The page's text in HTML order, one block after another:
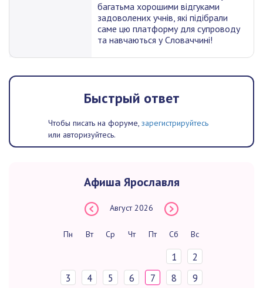
багатьма хорошими відгуками
задоволених учнів, які підібрали
саме цю платформу для супроводу
та навчаються у Словаччині!
Быстрый ответ
Чтобы писать на форуме, зарегистрируйтесь
или авторизуйтесь.
Афиша Ярославля
Август 2026
Пн Вт Ср Чт Пт Сб Вс
1
2
3
4 5 6 7 8
9